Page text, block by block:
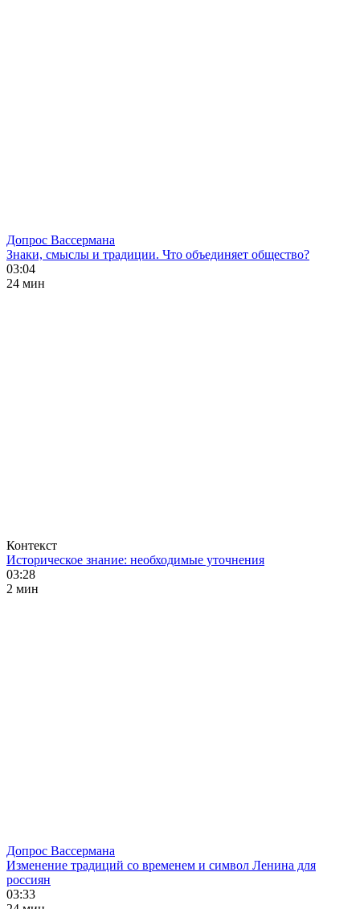
Допрос Вассермана
Знаки, смыслы и традиции. Что объединяет общество?
03:04
24 мин
Контекст
Историческое знание: необходимые уточнения
03:28
2 мин
Допрос Вассермана
Изменение традиций со временем и символ Ленина для
россиян
03:33